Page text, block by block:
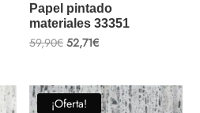
Papel pintado
materiales 33351
59,90€ El
precio
59,90€.
52,71€El
52,71€.
¡Oferta!